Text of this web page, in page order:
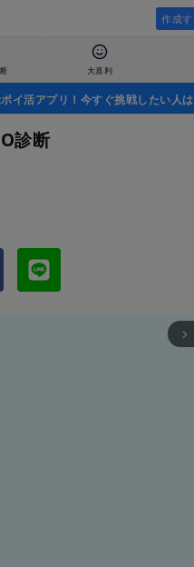
作成
大喜利
イ活アプリ！今すぐ挑戦したい人は
診断
arrow_forward_ios